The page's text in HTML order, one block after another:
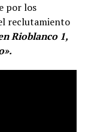
por los
reclutamiento
Rioblanco 1,